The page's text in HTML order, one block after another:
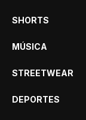
SHORTS
MÚSICA
STREETWEAR
DEPORTES